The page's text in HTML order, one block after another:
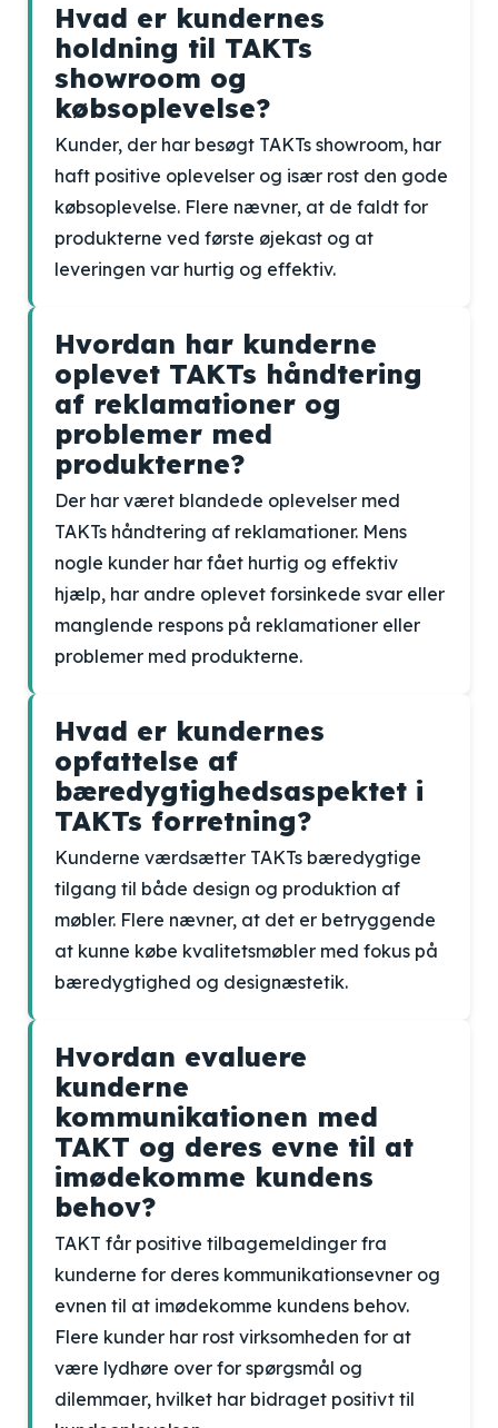
Hvad er kundernes
holdning til TAKTs
showroom og
købsoplevelse?
Kunder, der har besøgt TAKTs showroom, har
haft positive oplevelser og især rost den gode
købsoplevelse. Flere nævner, at de faldt for
produkterne ved første øjekast og at
leveringen var hurtig og effektiv.
Hvordan har kunderne
oplevet TAKTs håndtering
af reklamationer og
problemer med
produkterne?
Der har været blandede oplevelser med
TAKTs håndtering af reklamationer. Mens
nogle kunder har fået hurtig og effektiv
hjælp, har andre oplevet forsinkede svar eller
manglende respons på reklamationer eller
problemer med produkterne.
Hvad er kundernes
opfattelse af
bæredygtighedsaspektet i
TAKTs forretning?
Kunderne værdsætter TAKTs bæredygtige
tilgang til både design og produktion af
møbler. Flere nævner, at det er betryggende
at kunne købe kvalitetsmøbler med fokus på
bæredygtighed og designæstetik.
Hvordan evaluere
kunderne
kommunikationen med
TAKT og deres evne til at
imødekomme kundens
behov?
TAKT får positive tilbagemeldinger fra
kunderne for deres kommunikationsevner og
evnen til at imødekomme kundens behov.
Flere kunder har rost virksomheden for at
være lydhøre over for spørgsmål og
dilemmaer, hvilket har bidraget positivt til